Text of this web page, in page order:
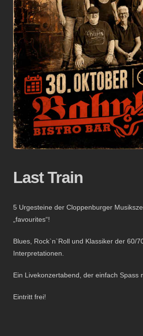
Last Train
5 Urgesteine der Cloppenburger
„favourites“!
Blues, Rock`n`Roll und Klassiker der 60/
Interpretationen.
Ein Livekonzertabend, der einfach Spass
Eintritt frei!